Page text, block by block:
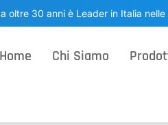
oltre 30 anni è Leader in Italia
Home Chi Siamo